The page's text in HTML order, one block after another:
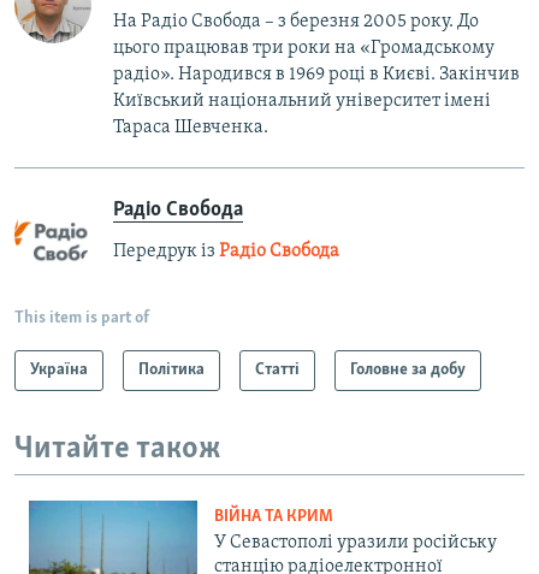
На Радіо Свобода – з березня 2005 року. До
цього працював три роки на «Громадському
радіо». Народився в 1969 році в Києві. Закінчив
Київський національний університет імені
Тараса Шевченка.
Радіо Свобода
Передрук із Радіо Свобода
This item is part of
Україна Політика Статті Головне за добу
Читайте також
ВІЙНА ТА КРИМ
У Севастополі уразили російську
станцію радіоелектронної